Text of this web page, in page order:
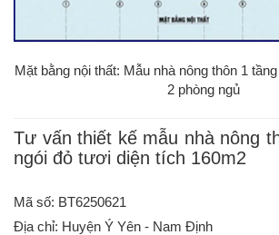
Mặt bằng nội thất: Mẫu nhà nông thôn 1
2 phòng ngủ
Tư vấn thiết kế mẫu nhà nông
ngói đỏ tươi diện tích 160m2
Mã số: BT6250621
Địa chỉ: Huyện Ý Yên - Nam Định